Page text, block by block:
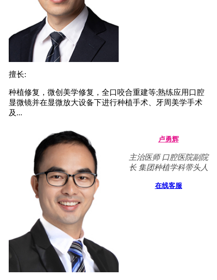
擅长:
种植修复，微创美学修复，全口咬合重建等;熟练应用口腔
显微镜并在显微放大设备下进行种植手术、牙周美学手术
及...
卢勇辉
主治医师 口腔医院副院
长 集团种植学科带头人
在线客服